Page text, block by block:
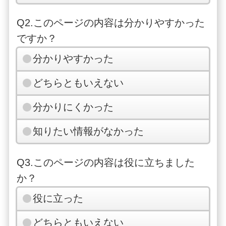
Q2.このページの内容は分かりやすかった
ですか？
分かりやすかった
どちらともいえない
分かりにくかった
知りたい情報がなかった
Q3.このページの内容は役に立ちました
か？
役に立った
どちらともいえない